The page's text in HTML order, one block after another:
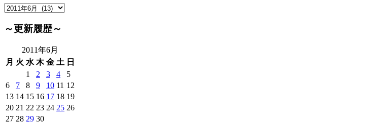
～
ご
者
紹
介
↓
～更新履歴～
2011年6月
月 火 水 木 金 土 日
1
2 3 4
5
6
7 8 9 10 11 12
13 14 15 16 17 18 19
20 21 22 23 24 25 26
27 28 29 30